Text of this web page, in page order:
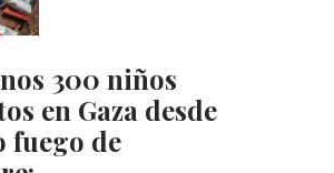
300 niños
en Gaza desde
fuego de